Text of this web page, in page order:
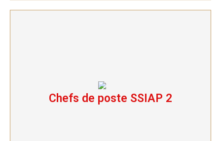
Chefs de poste SSIAP 2
Chefs de poste SSIAP 2